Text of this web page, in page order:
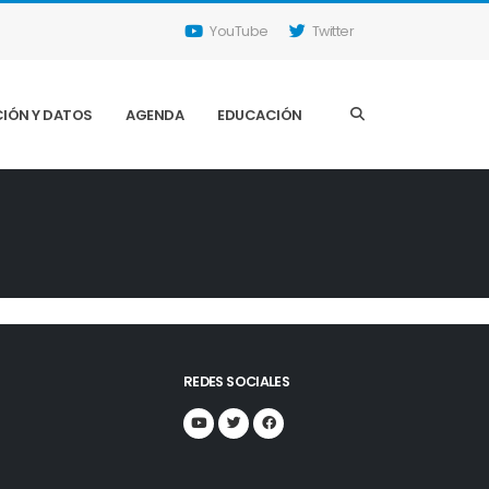
YouTube Twitter
Y DATOS AGENDA EDUCACIÓN
REDES SOCIALES